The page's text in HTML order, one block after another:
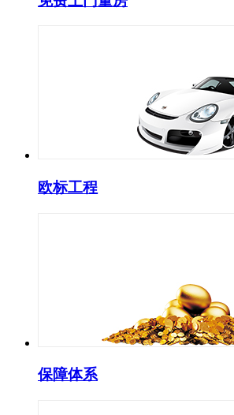
欧标工程
保障体系